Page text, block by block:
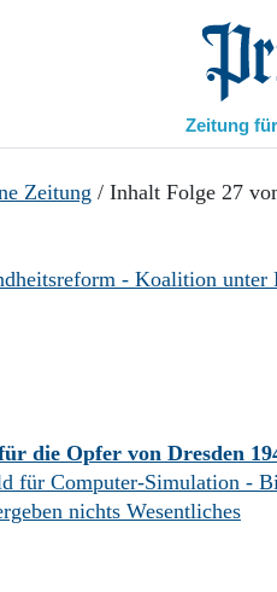
Zeitung
Zeitung / Inhalt Folge 27
- Koalition unter
die Opfer von Dresden
für Computer-Simulation -
nichts Wesentliches